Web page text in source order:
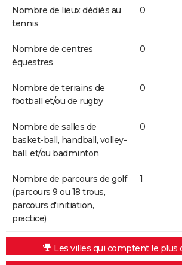
Nombre de lieux dédiés au
tennis
0
Nombre de centres
équestres
0
Nombre de terrains de
football et/ou de rugby
0
Nombre de salles de
basket-ball, handball, volley-
ball, et/ou badminton
0
Nombre de parcours de golf
(parcours 9 ou 18 trous,
parcours d'initiation,
practice)
1
Les villes qui comptent le plus